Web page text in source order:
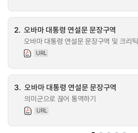
2. 오바마 대통령 연설문 문장구역
오바마 대통령 연설문 문장구역 및 크리틱
URL
3. 오바마 대통령 연설문 문장구역
의미군으로 끊어 통역하기
URL